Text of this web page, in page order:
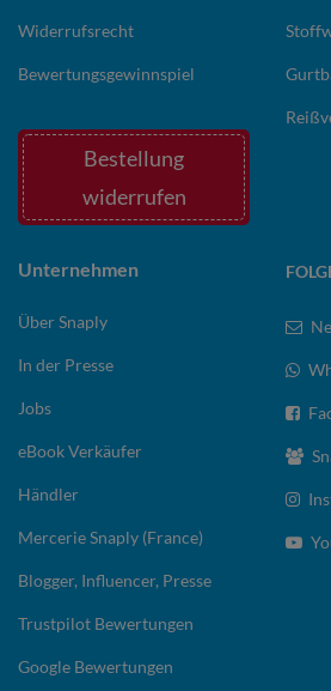
Widerrufsrecht
Bewertungsgewinnspiel
Bestellung
widerrufen
Unternehmen
Über Snaply
In der Presse
Jobs
eBook Verkäufer
Händler
Mercerie Snaply (France)
Blogger, Influencer, Presse
Trustpilot Bewertungen
Google Bewertungen